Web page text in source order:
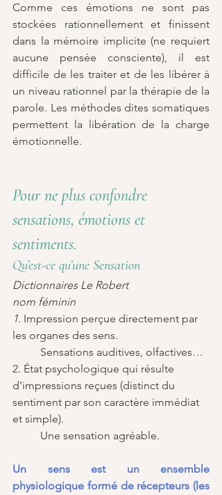
Comme ces émotions ne sont pas
stockées rationnellement et finissent
dans la mémoire implicite (ne requiert
aucune pensée consciente), il est
difficile de les traiter et de les libérer à
un niveau rationnel par la thérapie de la
parole. Les méthodes dites somatiques
permettent la libération de la charge
émotionnelle.
Pour ne plus confondre
sensations, émotions et
sentiments.
Qu’est-ce qu’une Sensation
Dictionnaires Le Robert
nom féminin
1. Impression perçue directement par
les organes des sens.
	Sensations auditives, olfactives…
2. État psychologique qui résulte
d'impressions reçues (distinct du
sentiment par son caractère immédiat
et simple).
	Une sensation agréable.
Un sens est un ensemble
physiologique formé de récepteurs (les